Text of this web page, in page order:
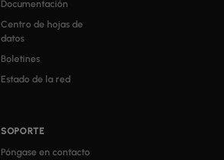
Documentación
Centro de hojas de
datos
Boletines
Estado de la red
SOPORTE
Póngase en contacto